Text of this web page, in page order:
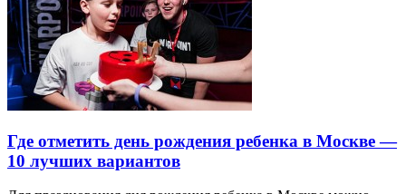
Где отметить день рождения ребенка в Москве —
10 лучших вариантов